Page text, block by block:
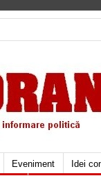
Eveniment
Idei